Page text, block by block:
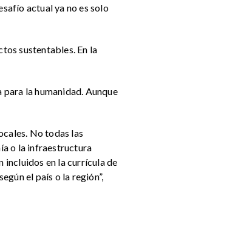
actual ya no es solo
sustentables. En la
la humanidad. Aunque
No todas las
o la infraestructura
incluidos en la currícula de
el país o la región”,